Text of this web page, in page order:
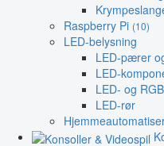
Raspberry Pi (10)
LED-belysning
LED-pærer
LED-
LED- og
LED-rør